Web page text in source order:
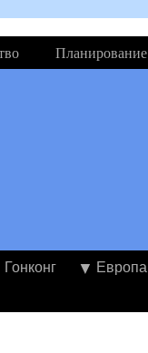
Планирование
Гонконг Европа